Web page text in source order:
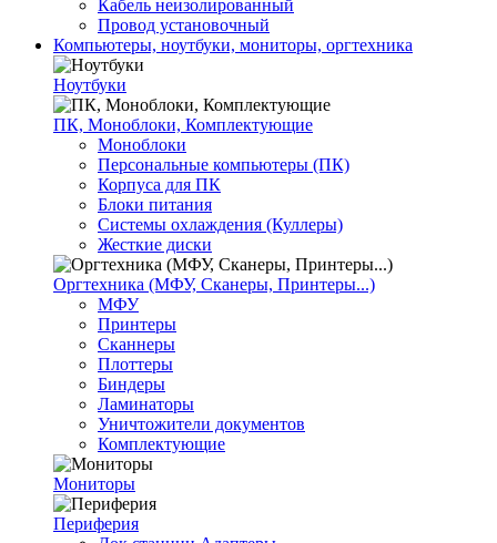
Кабель неизолированный
Провод установочный
Компьютеры, ноутбуки, мониторы, оргтехника
Ноутбуки
ПК, Моноблоки, Комплектующие
Моноблоки
Персональные компьютеры (ПК)
Корпуса для ПК
Блоки питания
Системы охлаждения (Куллеры)
Жесткие диски
Оргтехника (МФУ, Сканеры, Принтеры...)
МФУ
Принтеры
Сканнеры
Плоттеры
Биндеры
Ламинаторы
Уничтожители документов
Комплектующие
Мониторы
Периферия